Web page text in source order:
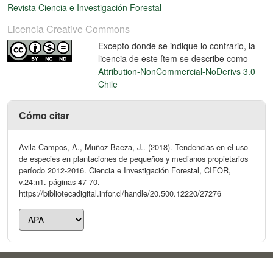
Revista Ciencia e Investigación Forestal
Licencia Creative Commons
Excepto donde se indique lo contrario, la
licencia de este ítem se describe como
Attribution-NonCommercial-NoDerivs 3.0
Chile
Cómo citar
Avila Campos, A., Muñoz Baeza, J.. (2018). Tendencias en el uso
de especies en plantaciones de pequeños y medianos propietarios
período 2012-2016. Ciencia e Investigación Forestal, CIFOR,
v.24:n1. páginas 47-70.
https://bibliotecadigital.infor.cl/handle/20.500.12220/27276